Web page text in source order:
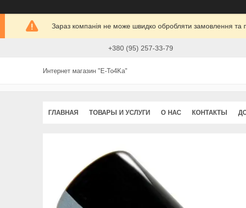
Зараз компанія не може швидко обробляти замовлення та
+380 (95) 257-33-79
Интернет магазин "E-To4Ka"
ГЛАВНАЯ ТОВАРЫ И УСЛУГИ О НАС КОНТАКТЫ